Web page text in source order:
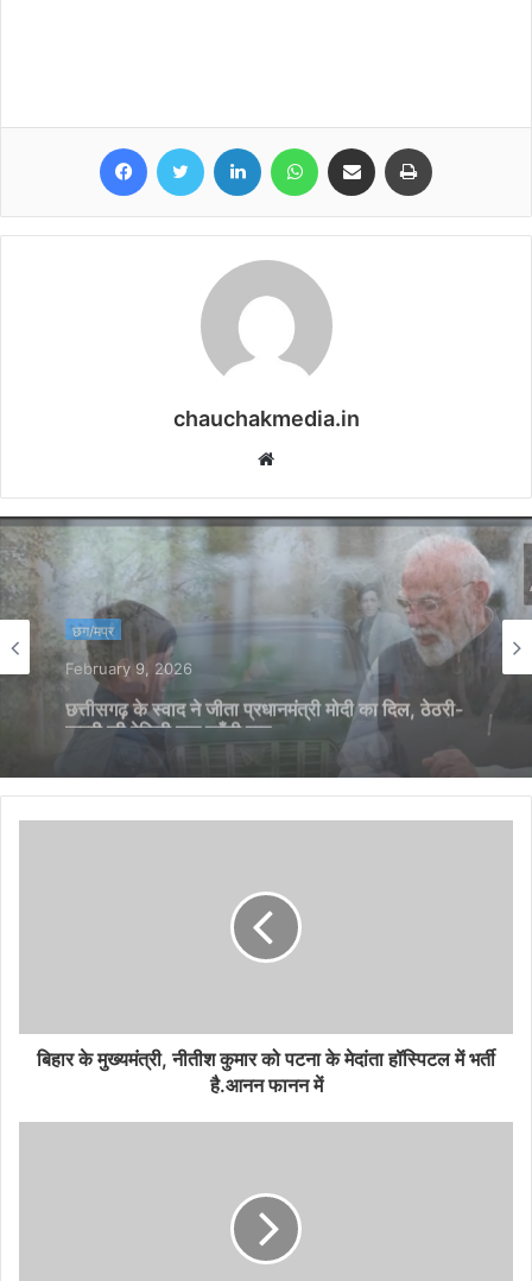
FacebookTwitter LinkedIn WhatsAppShare via Email
chauchakmedia.in
Website
छग/मप्र
February 9, 2026
छग/मप्र
February 6, 2026
कवर्धा में स्कूली बच्चों का कार पर जानलेवा स्टंटबाज़ी का
वीडियो वायरल
बिहार के मुख्‍यमंत्री, नीतीश कुमार को पटना के मेदांता हॉस्पिटल में भर्ती
है.आनन फानन में